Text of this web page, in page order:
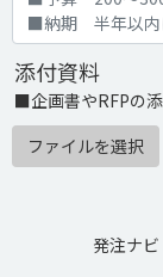
添付資料
■企画書やRFPの
ファイルを選択
発注ナビ